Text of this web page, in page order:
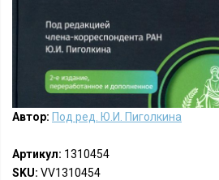
Автор: Под ред. Ю.И. Пиголкина
Артикул: 1310454
SKU: VV1310454